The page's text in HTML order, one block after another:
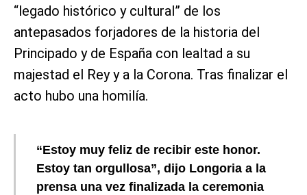
“legado histórico y cultural” de los
antepasados forjadores de la historia del
Principado y de España con lealtad a su
majestad el Rey y a la Corona. Tras finalizar el
acto hubo una homilía.
“Estoy muy feliz de recibir este honor.
Estoy tan orgullosa”, dijo Longoria a la
prensa una vez finalizada la ceremonia